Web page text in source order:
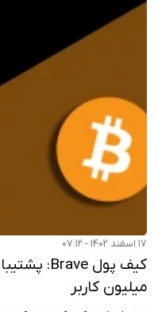
۱۷ اسفند ۱۴۰۲ - ۰۷:۱۲
میلیون کاربر